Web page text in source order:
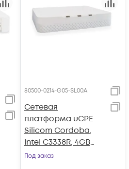
80500-0214-G05-SL00A
Сетевая
платформа uCPE
Silicom Cordoba,
Intel C3338R, 4GB
RAM ECC, 32GB
Под заказ